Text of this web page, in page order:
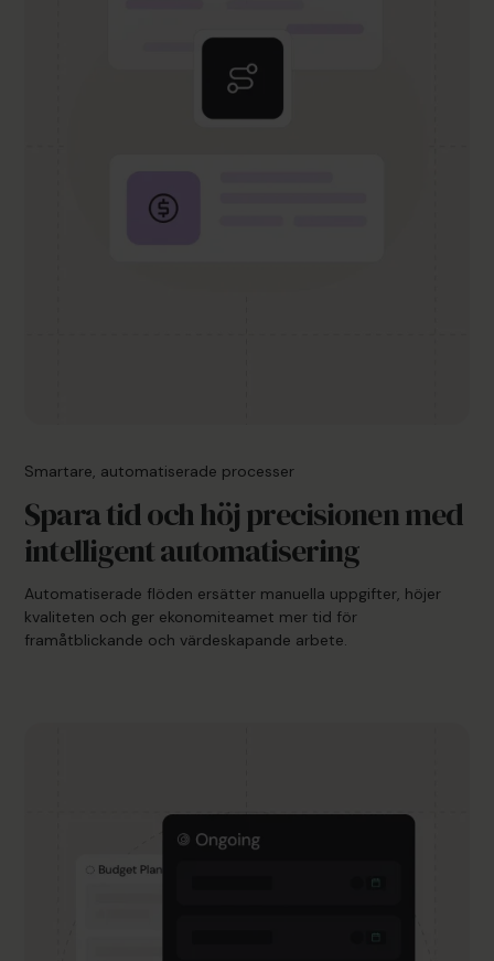
Smartare, automatiserade processer
Spara tid och höj precisionen med
intelligent automatisering
Automatiserade flöden ersätter manuella uppgifter, höjer
kvaliteten och ger ekonomiteamet mer tid för
framåtblickande och värdeskapande arbete.